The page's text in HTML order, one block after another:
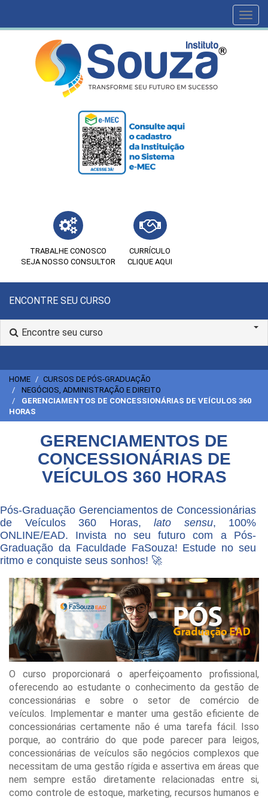
TRABALHE CONOSCO
SEJA NOSSO CONSULTOR
CURRÍCULO
CLIQUE AQUI
ENCONTRE SEU CURSO
Encontre seu curso
HOME
CURSOS DE PÓS-GRADUAÇÃO
NEGÓCIOS, ADMINISTRAÇÃO E DIREITO
GERENCIAMENTOS DE CONCESSIONÁRIAS DE VEÍCULOS 360
HORAS
GERENCIAMENTOS DE
CONCESSIONÁRIAS DE
VEÍCULOS 360 HORAS
Pós-Graduação Gerenciamentos de Concessionárias
de Veículos 360 Horas, lato sensu, 100%
ONLINE/EAD. Invista no seu futuro com a Pós-
Graduação da Faculdade FaSouza! Estude no seu
ritmo e conquiste seus sonhos! 🚀
O curso proporcionará o aperfeiçoamento profissional,
oferecendo ao estudante o conhecimento da gestão de
concessionárias e sobre o setor de comércio de
veículos. Implementar e manter uma gestão eficiente de
concessionárias certamente não é uma tarefa fácil. Isso
porque, ao contrário do que pode parecer para leigos,
concessionárias de veículos são negócios complexos que
necessitam de uma gestão rígida e assertiva em áreas que
nem sempre estão diretamente relacionadas entre si,
como controle de estoque, marketing, recursos humanos e